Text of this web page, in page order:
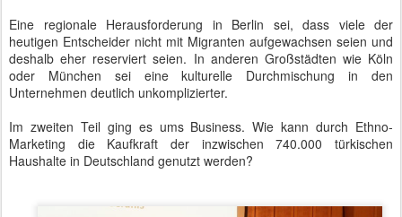
Eine regionale Herausforderung in Berlin sei, dass viele der
heutigen Entscheider nicht mit Migranten aufgewachsen seien und
deshalb eher reserviert seien. In anderen Großstädten wie Köln
oder München sei eine kulturelle Durchmischung in den
Unternehmen deutlich unkomplizierter.
Im zweiten Teil ging es ums Business. Wie kann durch Ethno-
Marketing die Kaufkraft der inzwischen 740.000 türkischen
Haushalte in Deutschland genutzt werden?